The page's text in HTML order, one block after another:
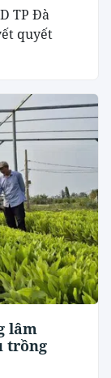
TP Đà
quyết
lâm
trồng